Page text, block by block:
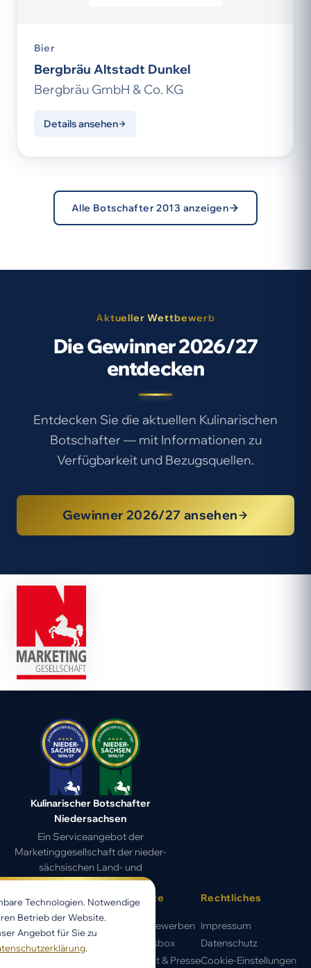
Bier
Bergbräu Altstadt Dunkel
Bergbräu GmbH & Co. KG
Details ansehen
Alle Botschafter 2013 anzeigen
Aktueller Wettbewerb
Die Gewinner 2026/27
entdecken
Entdecken Sie die aktuellen Kulinarischen
Botschafter — mit Informationen zu
Verfügbarkeit und Bezugsquellen.
Gewinner 2026/27 ansehen
Kulinarischer Botschafter
Niedersachsen
Ein Serviceangebot der
Marketing­gesell­schaft der nieder­
sächsischen Land- und
Ernährungs­wirtschaft
Wettbewerb
Auszeichnung
Wettbewerb
Service
Jetzt bewerben
Genussbox
Kontakt & Presse
Rechtliches
Impressum
Datenschutz
Cookie-Einstellungen
Technologien. Notwendige
Betrieb der Website.
Angebot für Sie zu
.